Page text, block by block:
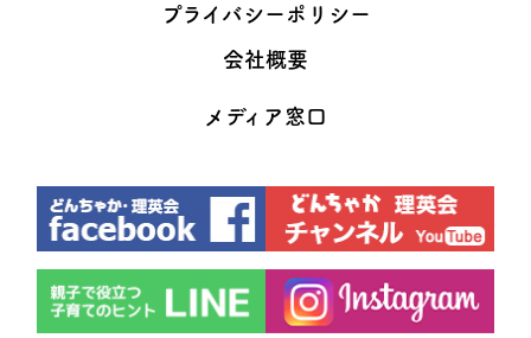
プライバシーポリシー
会社概要
メディア窓口